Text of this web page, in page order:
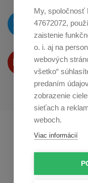
My, spoločnosť
47672072,
zaistenie
o. i. aj na
webových
všetko“
predaním
zobrazenie
sieťach a
weboch.
Viac informácií
O novinkách
na
Produkty
na